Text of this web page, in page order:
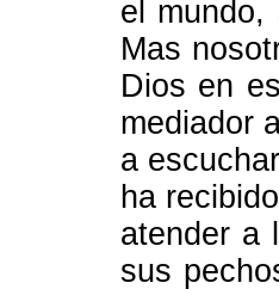
el
Mas
Dios en
mediador
a
ha
atender a
sus